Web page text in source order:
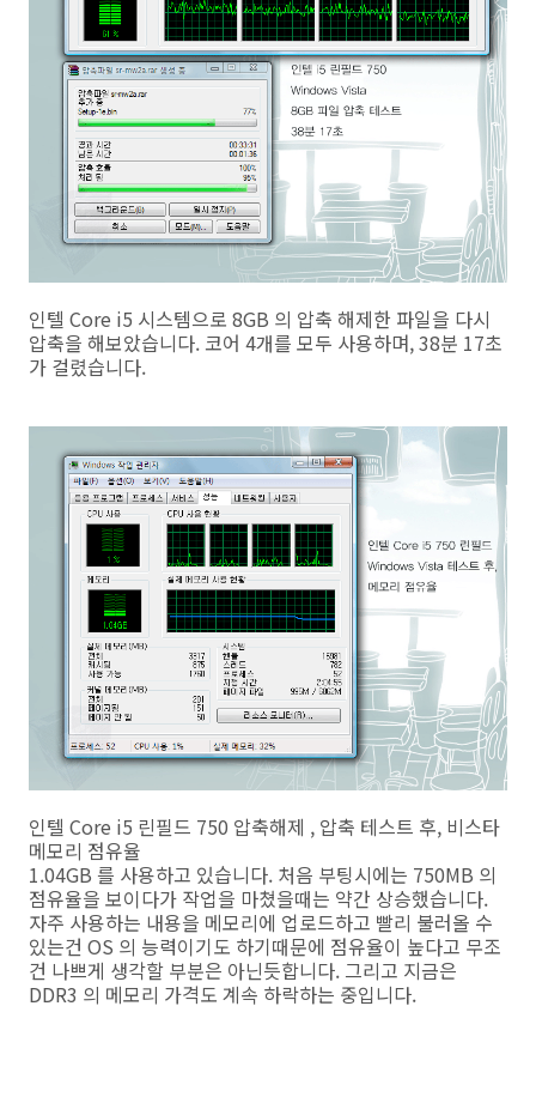
인텔 Core i5 시스템으로 8GB 의 압축 해제한 파일을 다시
압축을 해보았습니다. 코어 4개를 모두 사용하며, 38분 17초
가 걸렸습니다.
인텔 Core i5 린필드 750 압축해제 , 압축 테스트 후, 비스타
메모리 점유율
1.04GB 를 사용하고 있습니다. 처음 부팅시에는 750MB 의
점유율을 보이다가 작업을 마쳤을때는 약간 상승했습니다.
자주 사용하는 내용을 메모리에 업로드하고 빨리 불러올 수
있는건 OS 의 능력이기도 하기때문에 점유율이 높다고 무조
건 나쁘게 생각할 부분은 아닌듯합니다. 그리고 지금은
DDR3 의 메모리 가격도 계속 하락하는 중입니다.